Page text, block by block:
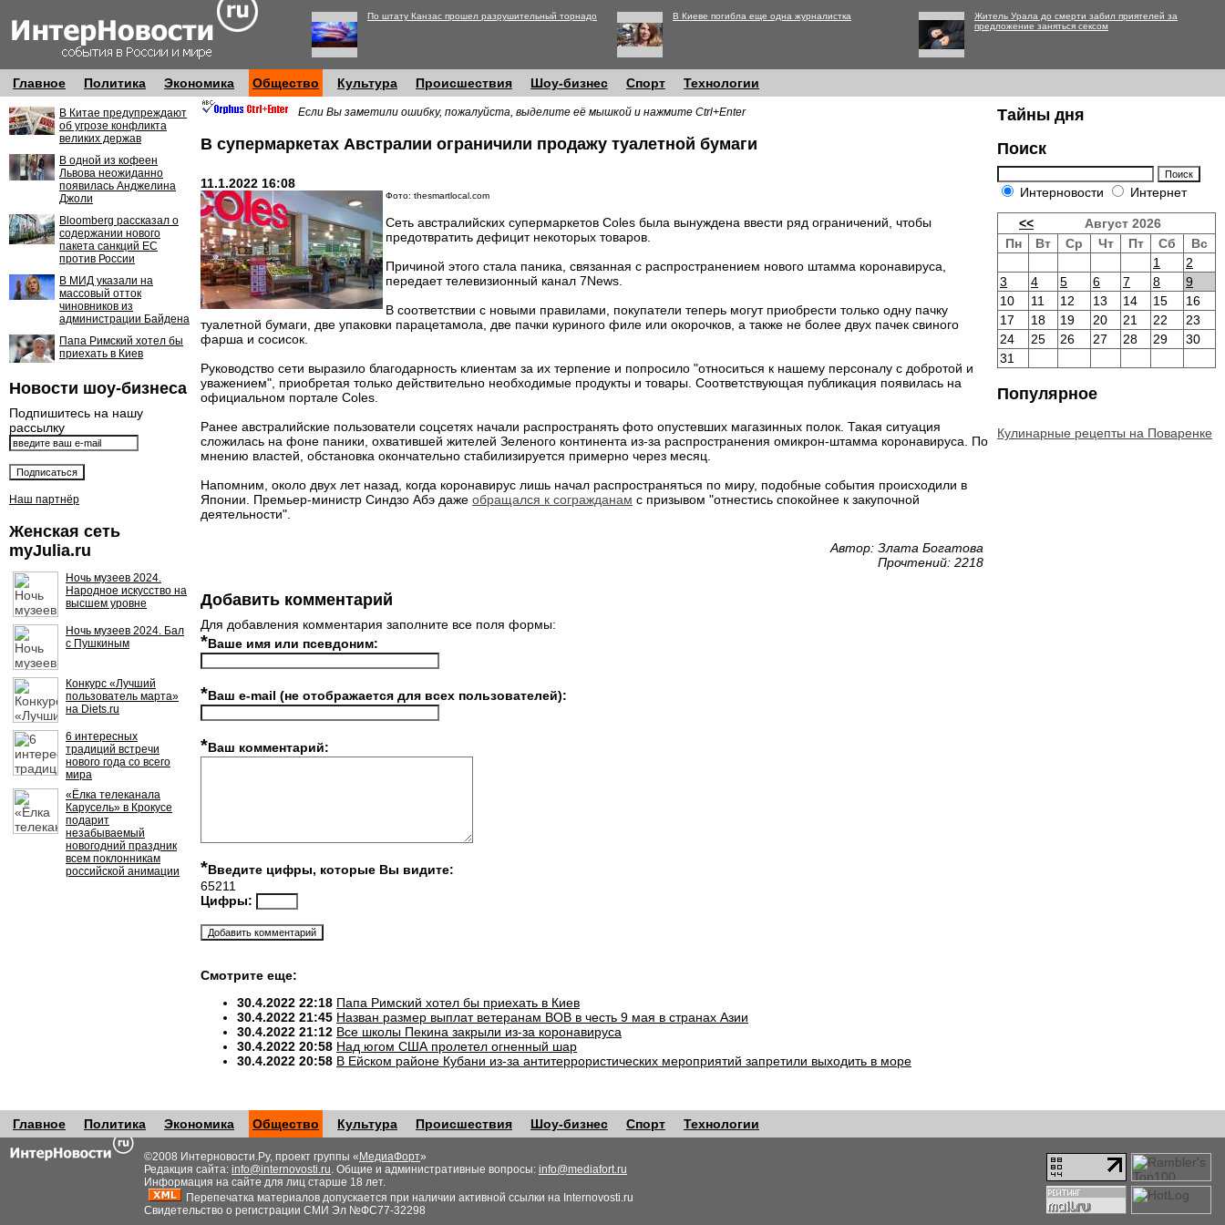
По штату Канзас прошел разрушительный торнадо В Киеве погибла еще одна журналистка
Житель Урала до смерти забил приятелей за
предложение заняться сексом
Главное Политика Экономика Общество Культура Происшествия Шоу-бизнес Спорт Технологии
В Китае предупреждают
об угрозе конфликта
великих держав
В одной из кофеен
Львова неожиданно
появилась Анджелина
Джоли
Bloomberg рассказал о
содержании нового
пакета санкций ЕС
против России
В МИД указали на
массовый отток
чиновников из
администрации Байдена
Папа Римский хотел бы
приехать в Киев
Новости шоу-бизнеса
Подпишитесь на нашу
рассылку
Наш партнёр
Женская сеть
myJulia.ru
Ночь музеев 2024.
Народное искусство на
высшем уровне
Ночь музеев 2024. Бал
с Пушкиным
Конкурс «Лучший
пользователь марта»
на Diets.ru
6 интересных
традиций встречи
нового года со всего
мира
«Ёлка телеканала
Карусель» в Крокусе
подарит
незабываемый
новогодний праздник
всем поклонникам
российской анимации
Если Вы заметили ошибку, пожалуйста, выделите её мышкой и нажмите Ctrl+Enter
В супермаркетах Австралии ограничили продажу туалетной бумаги
11.1.2022 16:08
Фото: thesmartlocal.com
Сеть австралийских супермаркетов Coles была вынуждена ввести ряд ограничений, чтобы
предотвратить дефицит некоторых товаров.
Причиной этого стала паника, связанная с распространением нового штамма коронавируса,
передает телевизионный канал 7News.
В соответствии с новыми правилами, покупатели теперь могут приобрести только одну пачку
туалетной бумаги, две упаковки парацетамола, две пачки куриного филе или окорочков, а также не более двух пачек свиного
фарша и сосисок.
Руководство сети выразило благодарность клиентам за их терпение и попросило "относиться к нашему персоналу с добротой и
уважением", приобретая только действительно необходимые продукты и товары. Соответствующая публикация появилась на
официальном портале Coles.
Ранее австралийские пользователи соцсетях начали распространять фото опустевших магазинных полок. Такая ситуация
сложилась на фоне паники, охватившей жителей Зеленого континента из-за распространения омикрон-штамма коронавируса. По
мнению властей, обстановка окончательно стабилизируется примерно через месяц.
Напомним, около двух лет назад, когда коронавирус лишь начал распространяться по миру, подобные события происходили в
Японии. Премьер-министр Синдзо Абэ даже обращался к согражданам с призывом "отнестись спокойнее к закупочной
деятельности".
Автор: Злата Богатова
Прочтений: 2218
Добавить комментарий
Для добавления комментария заполните все поля формы:
*Ваше имя или псевдоним:
*Ваш e-mail (не отображается для всех пользователей):
*Ваш комментарий:
*Введите цифры, которые Вы видите:
65211
Цифры:
Смотрите еще:
30.4.2022 22:18 Папа Римский хотел бы приехать в Киев
30.4.2022 21:45 Назван размер выплат ветеранам ВОВ в честь 9 мая в странах Азии
30.4.2022 21:12 Все школы Пекина закрыли из-за коронавируса
30.4.2022 20:58 Над югом США пролетел огненный шар
30.4.2022 20:58 В Ейском районе Кубани из-за антитеррористических мероприятий запретили выходить в море
Тайны дня
Поиск
Интерновости Интернет
<<
Август 2026
Пн
Вт Ср Чт Пт Сб
Вс
1
2
3
4 5 6 7 8
9
10
11 12 13 14 15
16
17
18 19 20 21 22
23
24
25 26 27 28 29
30
31
Популярное
Кулинарные рецепты на Поваренке
Главное Политика Экономика Общество Культура Происшествия Шоу-бизнес Спорт Технологии
©2008 Интерновости.Ру, проект группы « МедиаФорт»
Редакция сайта: info@internovosti.ru. Общие и административные вопросы: info@mediafort.ru
Информация на сайте для лиц старше 18 лет.
Перепечатка материалов допускается при наличии активной ссылки на Internovosti.ru
Свидетельство о регистрации СМИ Эл №ФС77-32298